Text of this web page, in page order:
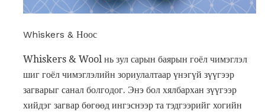
Whiskers & Ноос
Whiskers & Wool нь зул сарын баярын гоёл чимэглэл
шиг гоёл чимэглэлийн зориулалтаар үнэгүй зүүгээр
загварыг санал болгодог. Энэ бол хялбархан зүүгээр
хийдэг загвар бөгөөд ингэснээр та тэдгээрийг хогийн